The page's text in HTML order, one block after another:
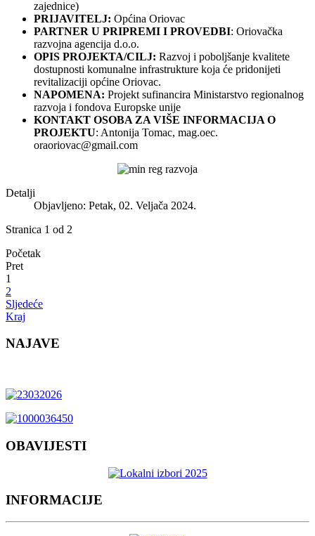
zajednice)
PRIJAVITELJ: Općina Oriovac
PARTNER U PRIPREMI I PROVEDBI: Oriovačka
razvojna agencija d.o.o.
OPIS PROJEKTA/CILJ: Razvoj i poboljšanje kvalitete
dostupnosti komunalne infrastrukture koja će pridonijeti
revitalizaciji općine Oriovac.
NAPOMENA: Projekt sufinancira Ministarstvo regionalnog
razvoja i fondova Europske unije
KONTAKT OSOBA ZA VIŠE INFORMACIJA O
PROJEKTU: Antonija Tomac, mag.oec.
oraoriovac@gmail.com
Detalji
Objavljeno: Petak, 02. Veljača 2024.
Stranica 1 od 2
Početak
Pret
1
2
Sljedeće
Kraj
NAJAVE
OBAVIJESTI
INFORMACIJE